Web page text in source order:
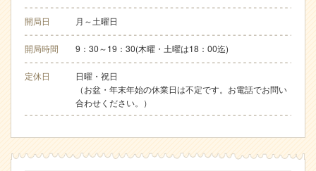
開局日 月～土曜日
開局時間 9：30～19：30(木曜・土曜は18：00迄)
定休日
日曜・祝日
（お盆・年末年始の休業日は不定です。お電話でお問い
合わせください。）